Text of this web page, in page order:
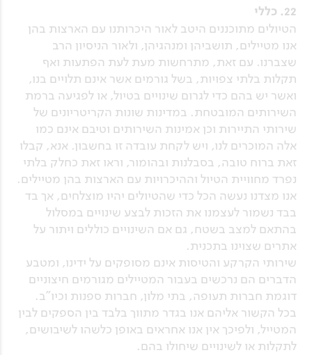
22. כללי
הטיולים מתוכננים היטב לאור היכרותנו עם הארצות בהן
אנו מטיילים, תושביהן ומנהגיהן, ולאור הניסיון הרב
שצברנו. עם זאת, מתרחשות מעת לעת הפתעות ואף
תקלות בלתי צפויות, בשל גורמים אשר אינם תלויים בנו,
ואשר יש בהם כדי לגרום שינויים בטיול, או לפגיעה ברמת
השירותים המובטחת. במדינות שונות הקריטריונים של
שירותי התיירות וכן אמינות השירותים וטיבם אינם כמו
אלה המוכרים לנו, ויש לקחת עובדה זו בחשבון. אנא, קבלו
זאת ברוח טובה, בסבלנות ובהומור, וראו זאת כחלק בלתי
נפרד מחוויית הטיול וההיכרויות עם הארצות בהן מטיילים.
אנו מצדנו נעשה הכל כדי שהטיולים יהיו מוצלחים, אך בד
בבד נשמור לעצמנו את הזכות לבצע שינויים במסלול
בהתאם למצב בשטח, גם אם השינויים כוללים ויתור על
אתרים שצוינו בתכנית.
שירותי הקרקע והטיסות אינם מסופקים על ידינו, ומטבע
הדברים הם נרכשים בעבור המטיילים מגורמים חיצוניים
דוגמת חברות תעופה, בתי מלון, חברות ספנות וכיו"ב.
בכל הקשור אליהם אנו בגדר מתווך בלבד בין הספקים לבין
המטייל, ולפיכך אין אנו אחראים באופן כלשהו לשיבושים,
לתקלות או לשינויים שיחולו בהם.